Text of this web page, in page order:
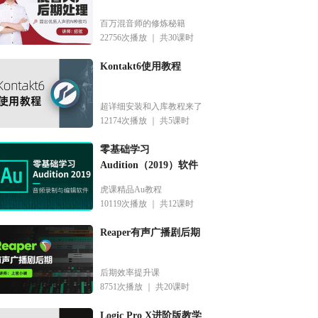
百万混音师的修炼秘籍
22756次播放 ｜ 共30课时
Kontakt6使用教程
超详细安装和入库教程来了
12174次播放 ｜ 共5课时
零基础学习
Audition（2019）软件
虎课精品Au教程
10119次播放 ｜ 共12课时
Reaper有声广播剧后期
后期效率提升课
8751次播放 ｜ 共20课时
Logic Pro X进阶版教学